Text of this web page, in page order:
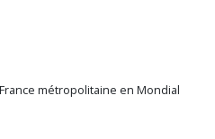
métropolitaine en Mondial